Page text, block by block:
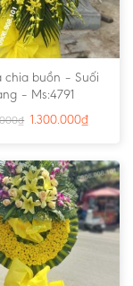
chia buồn – Suối
– Ms:4791
₫ 1.300.000₫